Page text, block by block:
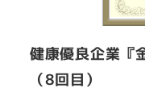
健康優良企業『
（8回目）